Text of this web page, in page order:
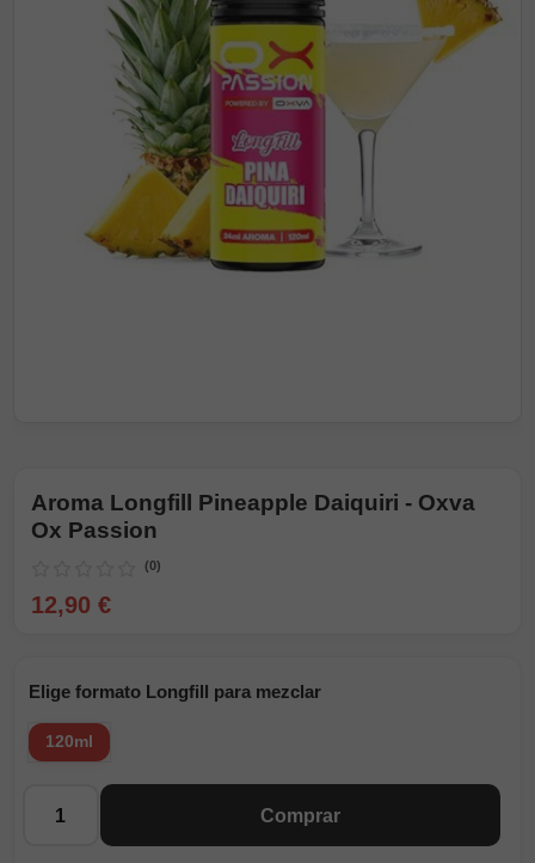
Aroma Longfill Pineapple Daiquiri - Oxva
Ox Passion
(0)
12,90 €
Elige formato Longfill para mezclar
120ml
Comprar